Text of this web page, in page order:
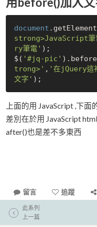
document
strong>JavaScript
ry筆電' );
$( '#jq-pic'
trong>' , '在jQuery這
文字'
上面的用 JavaScript ,下
差別在於用 JavaScript
after()也是差不多東西
留言 追蹤
此系列
上一篇